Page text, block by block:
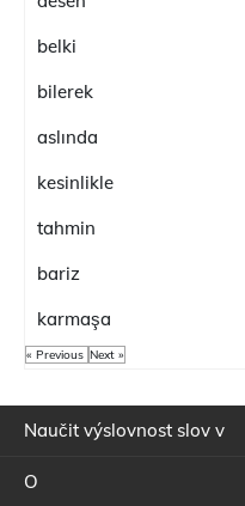
belki
bilerek
aslında
kesinlikle
tahmin
bariz
karmaşa
« Previous Next »
Naučit výslovnost slov v
O